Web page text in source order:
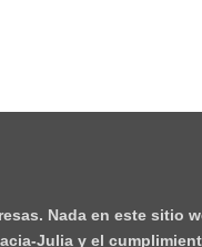
Nada en este sitio
Julia y el